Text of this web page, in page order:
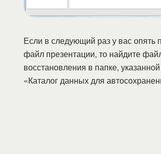
Если в следующий раз у вас опять
файл презентации, то найдите
восстановления в папке,
«Каталог данных для